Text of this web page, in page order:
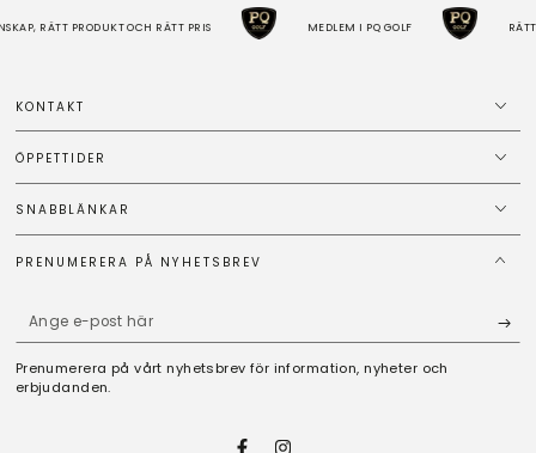
RÄTT PRODUKT OCH RÄTT PRIS MEDLEM I PQ GOLF
KONTAKT
ÖPPETTIDER
SNABBLÄNKAR
PRENUMERERA PÅ NYHETSBREV
Ange
e-
post
Prenumerera på vårt nyhetsbrev för information, nyheter och
erbjudanden.